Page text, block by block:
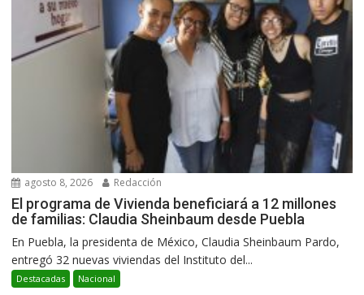
agosto 8, 2026 Redacción
El programa de Vivienda beneficiará a 12 millones
de familias: Claudia Sheinbaum desde Puebla
En Puebla, la presidenta de México, Claudia Sheinbaum Pardo,
entregó 32 nuevas viviendas del Instituto del...
Destacadas Nacional